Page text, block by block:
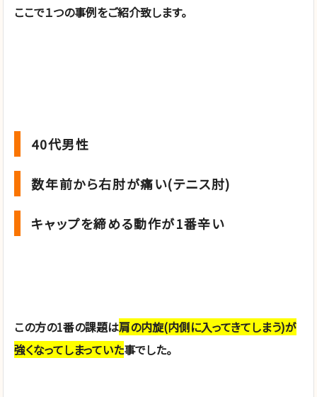
ここで１つの事例をご紹介致します。
40代男性
数年前から右肘が痛い(テニス肘)
キャップを締める動作が1番辛い
この方の1番の課題は肩の内旋(内側に入ってきてしまう)が
強くなってしまっていた事でした。